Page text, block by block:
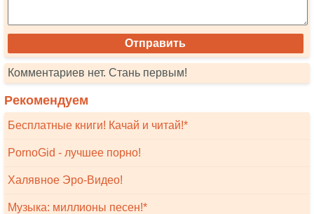
Комментариев нет. Стань первым!
Рекомендуем
Бесплатные книги! Качай и читай!*
PornoGid - лучшее порно!
Халявное Эро-Видео!
Музыка: миллионы песен!*